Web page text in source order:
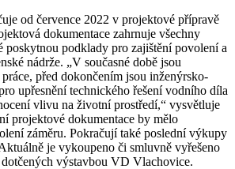
od července 2022 v projektové přípravě
dokumentace zahrnuje všechny
poskytnou podklady pro zajištění povolení a
nádrže. „V současné době jsou
před dokončením jsou inženýrsko-
upřesnění technického řešení vodního díla
vlivu na životní prostředí,“ vysvětluje
projektové dokumentace by mělo
záměru. Pokračují také poslední výkupy
je vykoupeno či smluvně vyřešeno
výstavbou VD Vlachovice.